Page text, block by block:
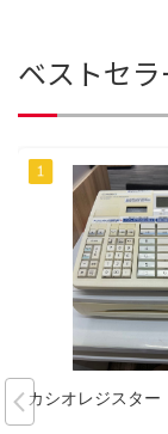
ベストセ
カシオレジスタ